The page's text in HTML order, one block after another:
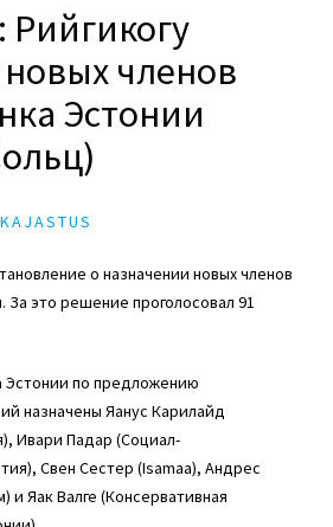
Рийгикогу
членов
Эстонии
о назначении новых членов
За это решение проголосовал 91
Эстонии по предложению
назначены Яанус Карилайд
Ивари Падар (Социал-
Свен Сестер (Isamaa), Андрес
и Яак Валге (Консервативная